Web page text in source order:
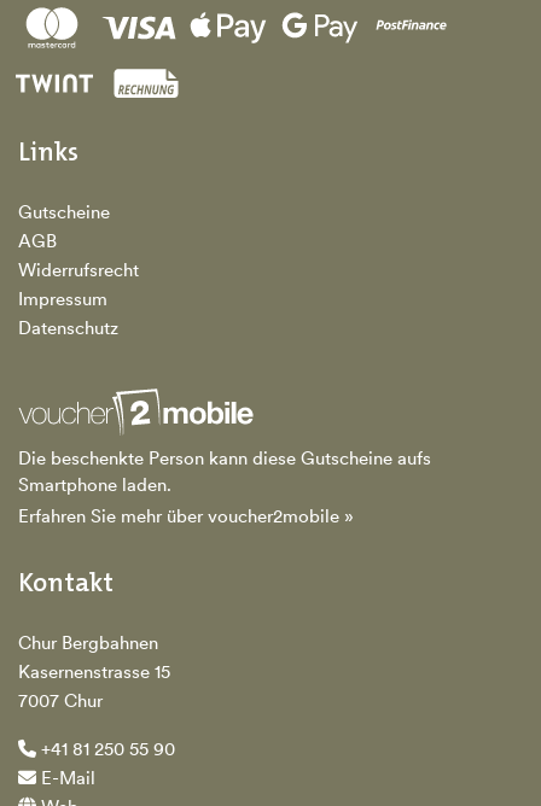
Links
Gutscheine
AGB
Widerrufsrecht
Impressum
Datenschutz
Die beschenkte Person kann diese Gutscheine aufs
Smartphone laden.
Erfahren Sie mehr über voucher2mobile »
Kontakt
Chur Bergbahnen
Kasernenstrasse 15
7007 Chur
+41 81 250 55 90
E-Mail